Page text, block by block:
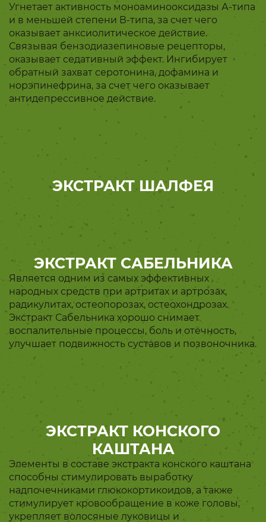
Угнетает активность моноаминооксидазы А-типа
и в меньшей степени В-типа, за счет чего
оказывает анксиолитическое действие.
Связывая бензодиазепиновые рецепторы,
оказывает седативный эффект. Ингибирует
обратный захват серотонина, дофамина и
норэпинефрина, за счет чего оказывает
антидепрессивное действие.
ЭКСТРАКТ ШАЛФЕЯ
ЭКСТРАКТ САБЕЛЬНИКА
Является одним из самых эффективных
народных средств при артритах и артрозах,
радикулитах, остеопорозах, остеохондрозах.
Экстракт Сабельника хорошо снимает
воспалительные процессы, боль и отёчность,
улучшает подвижность суставов и позвоночника.
ЭКСТРАКТ КОНСКОГО
КАШТАНА
Элементы в составе экстракта конского каштана
способны стимулировать выработку
надпочечниками глюкокортикоидов, а также
стимулирует кровообращение в коже головы,
укрепляет волосяные луковицы и